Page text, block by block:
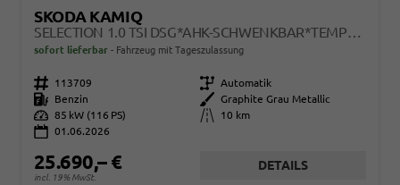
SKODA KAMIQ
SELECTION 1.0 TSI DSG*AHK-SCHWENKBAR*TEMPOMAT*PDC-HINTEN*KEYLESS-GO*SHZ*
sofort lieferbar Fahrzeug mit Tageszulassung
Fahrzeugnr. 113709 Getriebe Automatik
Kraftstoff
Benzin Außenfarbe
Graphite Grau Metallic
Leistung 85 kW (116 PS) Kilometerstand
10 km
01.06.2026
25.690,– €
incl. 19% MwSt.
DETAILS